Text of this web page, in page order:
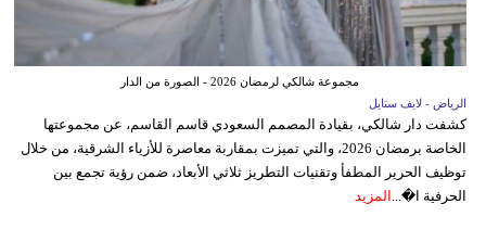
مجموعة شالكي لرمضان 2026 - الصورة من الدار
الرياض - لايف ستايل
كشفت دار شالكي، بقيادة المصمم السعودي قاسم القاسم، عن مجموعتها
الخاصة برمضان 2026، والتي تميزت بمقاربة معاصرة للأزياء الشرقية، من خلال
توظيف الحرير المطفأ وتقنيات التطريز ثلاثي الأبعاد، ضمن رؤية تجمع بين
الحرفية ا�... المزيد